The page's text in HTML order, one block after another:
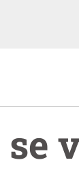
se